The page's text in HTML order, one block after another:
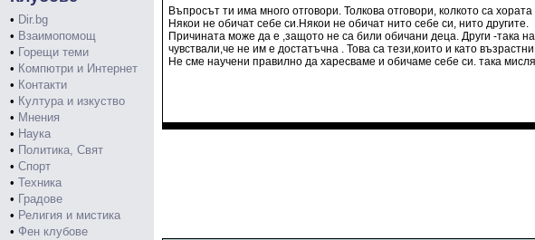
• Dir.bg
• Взаимопомощ
• Горещи теми
• Компютри и Интернет
• Контакти
• Култура и изкуство
• Мнения
• Наука
• Политика, Свят
• Спорт
• Техника
• Градове
• Религия и мистика
• Фен клубове
Въпросът ти има много отговори. Толкова отговори, колкото са хората
Някои не обичат себе си.Някои не обичат нито себе си, нито другите.
Причината може да е ,защото не са били обичани деца. Други -така
чувствали,че не им е достатъчна . Това са тези,които и като
Не сме научени правилно да харесваме и обичаме себе си. така